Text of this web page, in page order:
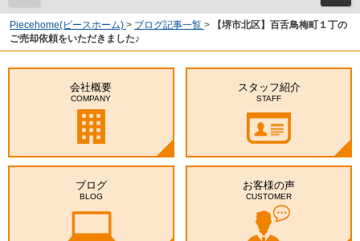
Piecehome(ピースホーム) > ブログ記事一覧 >
【堺市北区】百舌鳥梅町１丁の
ご売却依頼をいただきました♪
会社概要
COMPANY
スタッフ紹介
STAFF
ブログ
BLOG
お客様の声
CUSTOMER